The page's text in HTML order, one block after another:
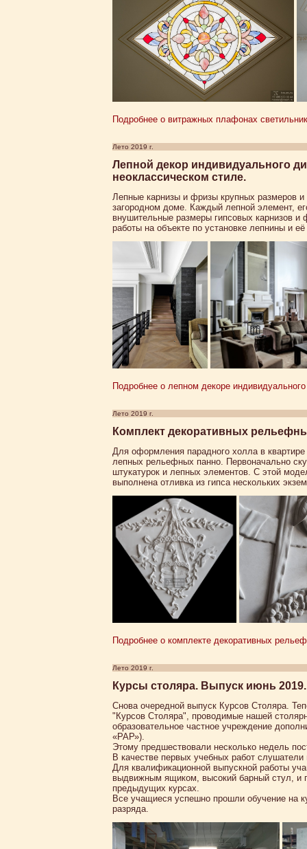
Подробнее о витражных плафонах
Лето 2019 г.
Лепной декор индивидуального
неоклассическом стиле.
Лепные карнизы и фризы крупных размеров
загородном доме. Каждый лепной элемент,
внушительные размеры гипсовых карнизов и
работы на объекте по установке лепнины и
Подробнее о лепном декоре
Лето 2019 г.
Комплект декоративных
Для оформления парадного холла в
лепных рельефных панно. Первоначально
штукатурок и лепных элементов. С этой
выполнена отливка из гипса нескольких
Подробнее о комплекте декоративных
Лето 2019 г.
Курсы столяра. Выпуск июнь 2019.
Снова очередной выпуск Курсов Столяра.
"Курсов Столяра", проводимые нашей
образовательное частное учреждение
«РАР»).
Этому предшествовали несколько недель
В качестве первых учебных работ
Для квалификационной выпускной работы
выдвижным ящиком, высокий барный стул, и
предыдущих курсах.
Все учащиеся успешно прошли обучение на
разряда.